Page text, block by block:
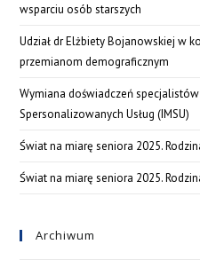
wsparciu osób starszych
Udział dr Elżbiety Bojanowskiej w
przemianom demograficznym
Wymiana doświadczeń
Spersonalizowanych Usług (IMSU)
Świat na miarę seniora 2025.
Świat na miarę seniora 2025.
Archiwum